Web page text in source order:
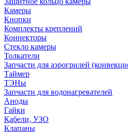
Камеры
Кнопки
Комплекты креплений
Коннекторы
Стекло камеры
Толкатели
Запчасти для аэрогрилей
Таймер
ТЭНы
Запчасти для водонагревателей
Аноды
Гайки
Кабели, УЗО
Клапаны